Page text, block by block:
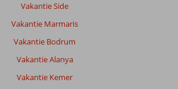
Vakantie Side
Vakantie Marmaris
Vakantie Bodrum
Vakantie Alanya
Vakantie Kemer